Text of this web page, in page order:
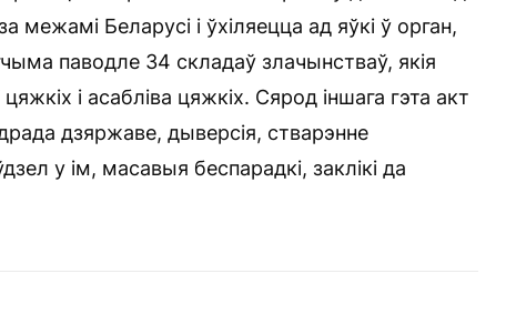
межамі Беларусі і ўхіляецца ад яўкі ў орган,
паводле 34 складаў злачынстваў, якія
і асабліва цяжкіх. Сярод іншага гэта акт
дзяржаве, дыверсія, стварэнне
у ім, масавыя беспарадкі, заклікі да